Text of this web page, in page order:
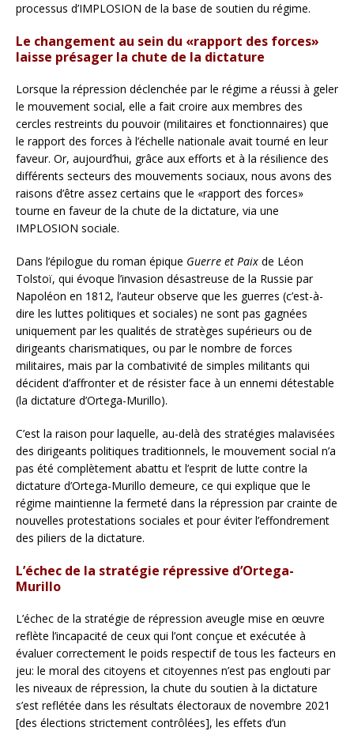
processus d’IMPLOSION de la base de soutien du régime.
Le changement au sein du «rapport des forces»
laisse présager la chute de la dictature
Lorsque la répression déclenchée par le régime a réussi à geler
le mouvement social, elle a fait croire aux membres des
cercles restreints du pouvoir (militaires et fonctionnaires) que
le rapport des forces à l’échelle nationale avait tourné en leur
faveur. Or, aujourd’hui, grâce aux efforts et à la résilience des
différents secteurs des mouvements sociaux, nous avons des
raisons d’être assez certains que le «rapport des forces»
tourne en faveur de la chute de la dictature, via une
IMPLOSION sociale.
Dans l’épilogue du roman épique Guerre et Paix de Léon
Tolstoï, qui évoque l’invasion désastreuse de la Russie par
Napoléon en 1812, l’auteur observe que les guerres (c’est-à-
dire les luttes politiques et sociales) ne sont pas gagnées
uniquement par les qualités de stratèges supérieurs ou de
dirigeants charismatiques, ou par le nombre de forces
militaires, mais par la combativité de simples militants qui
décident d’affronter et de résister face à un ennemi détestable
(la dictature d’Ortega-Murillo).
C’est la raison pour laquelle, au-delà des stratégies malavisées
des dirigeants politiques traditionnels, le mouvement social n’a
pas été complètement abattu et l’esprit de lutte contre la
dictature d’Ortega-Murillo demeure, ce qui explique que le
régime maintienne la fermeté dans la répression par crainte de
nouvelles protestations sociales et pour éviter l’effondrement
des piliers de la dictature.
L’échec de la stratégie répressive d’Ortega-
Murillo
L’échec de la stratégie de répression aveugle mise en œuvre
reflète l’incapacité de ceux qui l’ont conçue et exécutée à
évaluer correctement le poids respectif de tous les facteurs en
jeu: le moral des citoyens et citoyennes n’est pas englouti par
les niveaux de répression, la chute du soutien à la dictature
s’est reflétée dans les résultats électoraux de novembre 2021
[des élections strictement contrôlées], les effets d’un